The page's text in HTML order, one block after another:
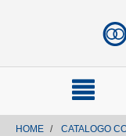
HOME CATALOGO